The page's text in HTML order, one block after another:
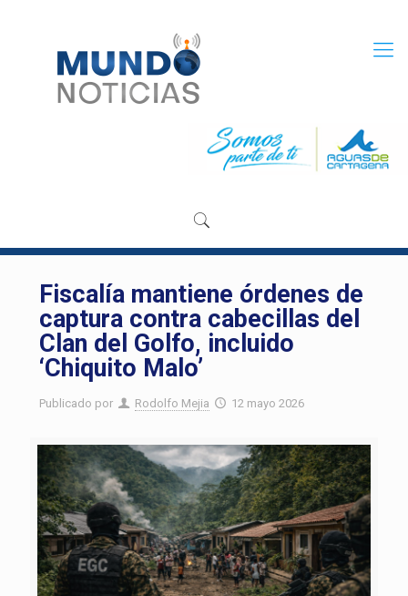
Fiscalía mantiene órdenes de
captura contra cabecillas del
Clan del Golfo, incluido
‘Chiquito Malo’
Publicado por Rodolfo Mejia 12 mayo 2026